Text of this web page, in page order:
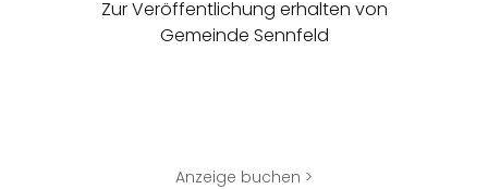
Zur Veröffentlichung erhalten von
Gemeinde Sennfeld
Anzeige buchen >